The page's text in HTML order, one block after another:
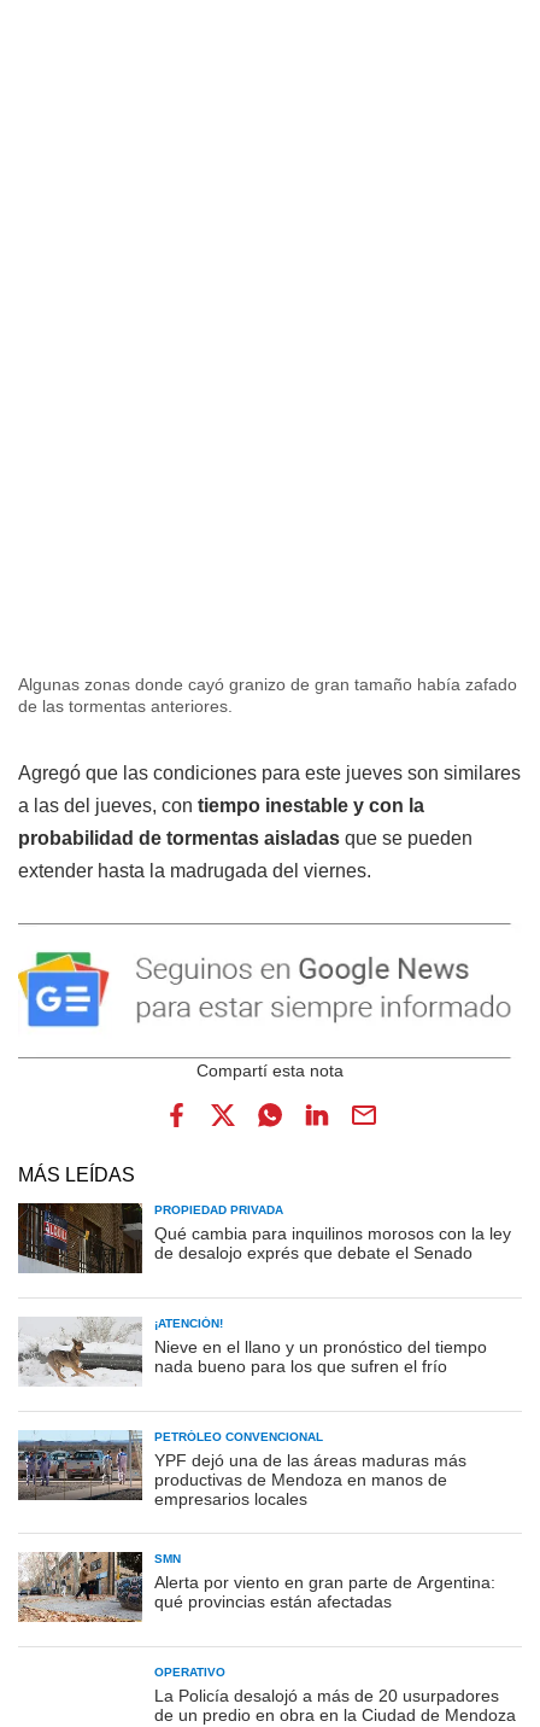
Algunas zonas donde cayó granizo de gran tamaño había zafado
de las tormentas anteriores.
Agregó que las condiciones para este jueves son similares
a las del jueves, con tiempo inestable y con la
probabilidad de tormentas aisladas que se pueden
extender hasta la madrugada del viernes.
MÁS LEÍDAS
PROPIEDAD PRIVADA
Qué cambia para inquilinos morosos con la ley
de desalojo exprés que debate el Senado
¡ATENCIÓN!
Nieve en el llano y un pronóstico del tiempo
nada bueno para los que sufren el frío
PETRÓLEO CONVENCIONAL
YPF dejó una de las áreas maduras más
productivas de Mendoza en manos de
empresarios locales
SMN
Alerta por viento en gran parte de Argentina:
qué provincias están afectadas
OPERATIVO
La Policía desalojó a más de 20 usurpadores
de un predio en obra en la Ciudad de Mendoza